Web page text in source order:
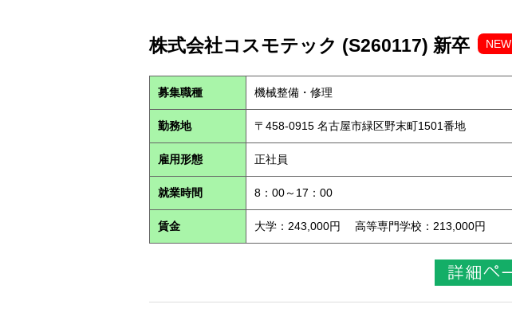
株式会社コスモテック (S260117) 新卒 NEW
募集職種 機械整備・修理
勤務地 〒458-0915 名古屋市緑区野末町1501番地
雇用形態 正社員
就業時間 8：00～17：00
賃金 大学：243,000円 高等専門学校：213,000円